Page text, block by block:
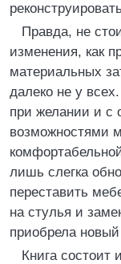
Правда, не
изменения, как
материальных
далеко не у
при желании и с
возможностями
лишь слегка
переставить
на стулья и
приобрела
Книга состоит